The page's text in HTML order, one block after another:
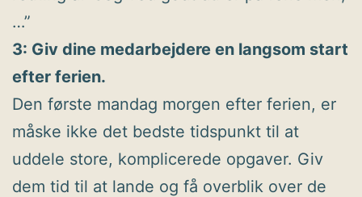
…”
3: Giv dine medarbejdere en langsom start
efter ferien.
Den første mandag morgen efter ferien, er
måske ikke det bedste tidspunkt til at
uddele store, komplicerede opgaver. Giv
dem tid til at lande og få overblik over de